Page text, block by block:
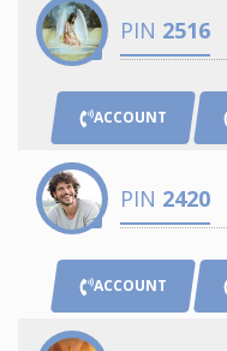
PIN 2516
ACCOUNT
PIN 2420
ACCOUNT